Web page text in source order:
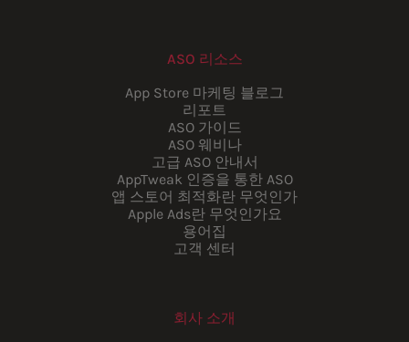
ASO 리소스
App Store 마케팅 블로그
리포트
ASO 가이드
ASO 웨비나
고급 ASO 안내서
AppTweak 인증을 통한 ASO
앱 스토어 최적화란 무엇인가
Apple Ads란 무엇인가요
용어집
고객 센터
회사 소개